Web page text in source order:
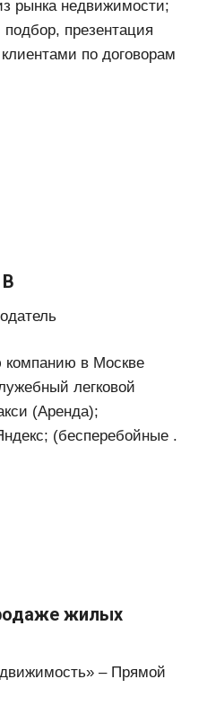
рынка недвижимости;
подбор, презентация
по договорам
компанию в Москве
легковой
(Аренда);
(бесперебойные .
жилых
– Прямой